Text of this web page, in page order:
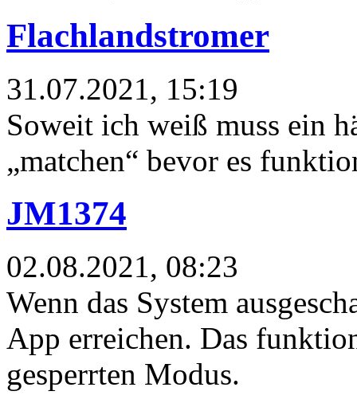
Flachlandstromer
31.07.2021, 15:19
Soweit ich weiß muss ein
„matchen“ bevor es
JM1374
02.08.2021, 08:23
Wenn das System
App erreichen. Das
gesperrten Modus.